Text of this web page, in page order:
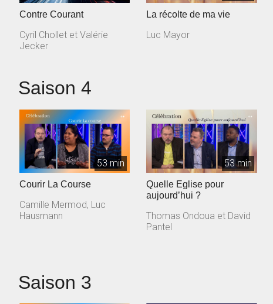
Contre Courant
Cyril Chollet et Valérie
Jecker
La récolte de ma vie
Luc Mayor
Saison 4
53 min
Courir La Course
Camille Mermod, Luc
Hausmann
53 min
Quelle Eglise pour
aujourd’hui ?
Thomas Ondoua et David
Pantel
Saison 3